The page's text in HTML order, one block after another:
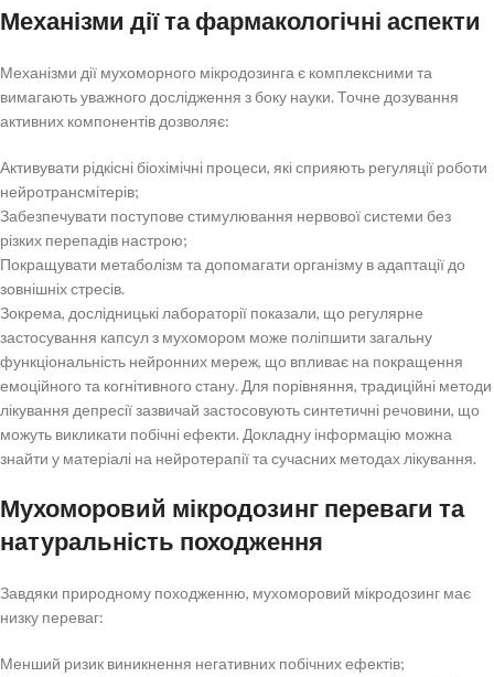
Механізми дії та фармакологічні аспекти
Механізми дії мухоморного мікродозинга є комплексними та
вимагають уважного дослідження з боку науки. Точне дозування
активних компонентів дозволяє:
Активувати рідкісні біохімічні процеси, які сприяють регуляції роботи
нейротрансмітерів;
Забезпечувати поступове стимулювання нервової системи без
різких перепадів настрою;
Покращувати метаболізм та допомагати організму в адаптації до
зовнішніх стресів.
Зокрема, дослідницькі лабораторії показали, що регулярне
застосування капсул з мухомором може поліпшити загальну
функціональність нейронних мереж, що впливає на покращення
емоційного та когнітивного стану. Для порівняння, традиційні методи
лікування депресії зазвичай застосовують синтетичні речовини, що
можуть викликати побічні ефекти. Докладну інформацію можна
знайти у матеріалі на нейротерапії та сучасних методах лікування.
Мухоморовий мікродозинг переваги та
натуральність походження
Завдяки природному походженню, мухоморовий мікродозинг має
низку переваг:
Менший ризик виникнення негативних побічних ефектів;